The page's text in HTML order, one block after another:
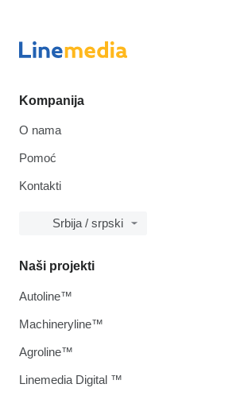
Kompanija
O nama
Pomoć
Kontakti
Srbija / srpski
Naši projekti
Autoline™
Machineryline™
Agroline™
Linemedia Digital ™